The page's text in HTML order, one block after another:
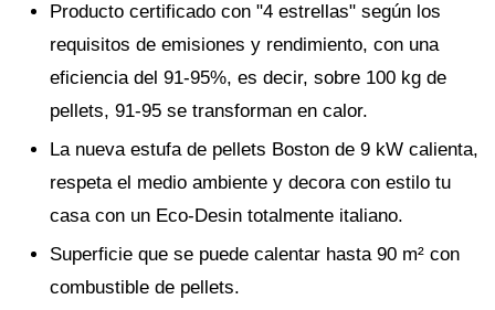
Producto certificado con "4 estrellas" según los
requisitos de emisiones y rendimiento, con una
eficiencia del 91-95%, es decir, sobre 100 kg de
pellets, 91-95 se transforman en calor.
La nueva estufa de pellets Boston de 9 kW calienta,
respeta el medio ambiente y decora con estilo tu
casa con un Eco-Desin totalmente italiano.
Superficie que se puede calentar hasta 90 m² con
combustible de pellets.